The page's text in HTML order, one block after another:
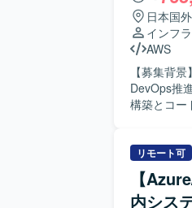
がら進め
い出し、主体
手自動車
きます。
テクチャ設
ト化や議論
管理・ドキ
日本国外
インフ
AWS
【募集背
DevOps推進を強
構築とコー
化として
エディタ
に伴う拡
っていただきます。 【求める人物像】 インフラの
リモート可
【
内シス